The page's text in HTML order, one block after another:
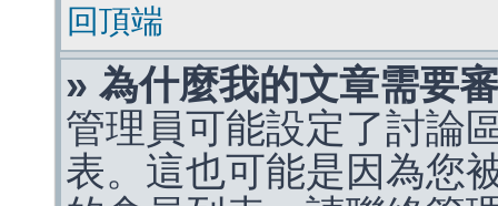
回頂端
» 為什麼我的文章需要
管理員可能設定了討論
表。這也可能是因為您